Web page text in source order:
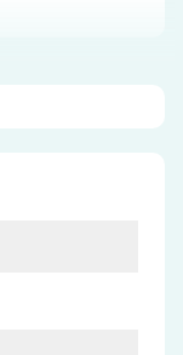
met het
moderne
ruimte